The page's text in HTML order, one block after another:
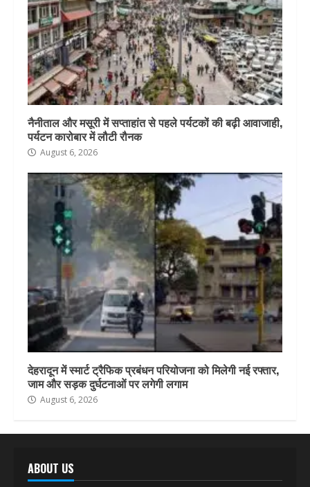
नैनीताल और मसूरी में सप्ताहांत से पहले पर्यटकों की बढ़ी आवाजाही,
पर्यटन कारोबार में लौटी रौनक
August 6, 2026
देहरादून में स्मार्ट ट्रैफिक प्रबंधन परियोजना को मिलेगी नई रफ्तार,
जाम और सड़क दुर्घटनाओं पर लगेगी लगाम
August 6, 2026
ABOUT US